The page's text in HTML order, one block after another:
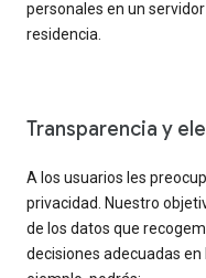
personales en un
residencia.
Transparencia y
A los usuarios les
privacidad. Nuestro
de los datos que
decisiones adecuadas